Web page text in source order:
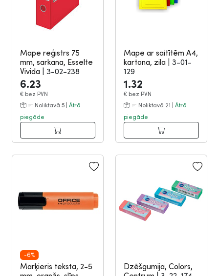
Mape reģistrs 75
mm, sarkana, Esselte
Vivida
3-02-238
6.23
€ bez PVN
Noliktavā 5 | Ātrā
piegāde
Mape ar saitītēm A4,
kartona, zila
3-01-
129
1.32
€ bez PVN
Noliktavā 21 | Ātrā
piegāde
-6%
Marķieris teksta, 2-5
Dzēšgumija, Colors,